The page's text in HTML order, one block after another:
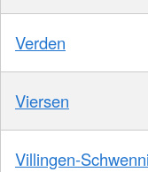
Verden
Viersen
Villingen-